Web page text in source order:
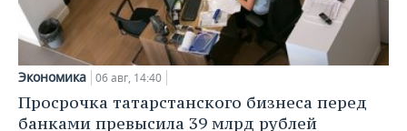
Экономика 06 авг, 14:40
Просрочка татарстанского бизнеса перед
банками превысила 39 млрд рублей